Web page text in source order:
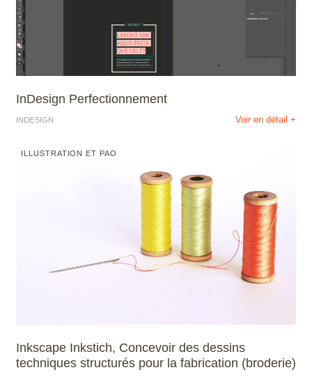
InDesign Perfectionnement
INDESIGN Voir en détail +
ILLUSTRATION ET PAO
Inkscape Inkstich, Concevoir des dessins
techniques structurés pour la fabrication (broderie)